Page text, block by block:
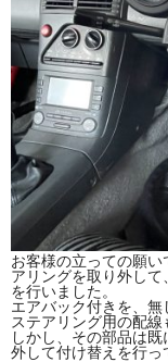
お客様の立っての願
アリングを取り外し
を行いました。
エアバック付きを、
ステアリング用の配線
しかし、その部品は
外して付け替えを行っ